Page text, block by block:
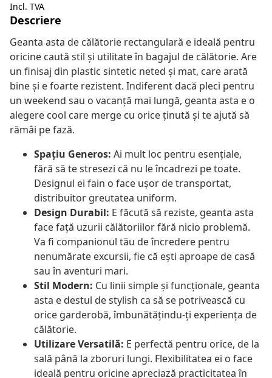
Incl. TVA
Descriere
Geanta asta de călătorie rectangulară e ideală pentru
oricine caută stil și utilitate în bagajul de călătorie. Are
un finisaj din plastic sintetic neted și mat, care arată
bine și e foarte rezistent. Indiferent dacă pleci pentru
un weekend sau o vacanță mai lungă, geanta asta e o
alegere cool care merge cu orice ținută și te ajută să
rămâi pe fază.
Spațiu Generos: Ai mult loc pentru esențiale,
fără să te stresezi că nu le încadrezi pe toate.
Designul ei fain o face ușor de transportat,
distribuitor greutatea uniform.
Design Durabil: E făcută să reziste, geanta asta
face față uzurii călătoriilor fără nicio problemă.
Va fi companionul tău de încredere pentru
nenumărate excursii, fie că ești aproape de casă
sau în aventuri mari.
Stil Modern: Cu linii simple și funcționale, geanta
asta e destul de stylish ca să se potrivească cu
orice garderobă, îmbunătățindu-ți experiența de
călătorie.
Utilizare Versatilă: E perfectă pentru orice, de la
sală până la zboruri lungi. Flexibilitatea ei o face
ideală pentru oricine apreciază practicitatea în